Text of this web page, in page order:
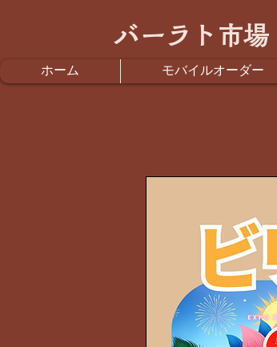
バーラト市場
ホーム モバイルオーダー